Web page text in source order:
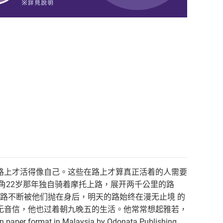
才活得像自己。这些在路上才算真正活着的人需要
22岁那年独自骑着摩托上路，展开两千公里的路
不断被他们抛在身后，明天的路始终在漫无止境 的
信，他也过着朝九晚五的生活。他常常想起雅若，